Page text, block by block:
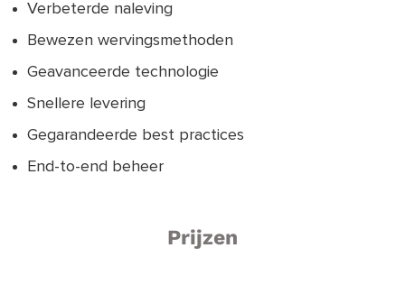
Verbeterde naleving
Bewezen wervingsmethoden
Geavanceerde technologie
Snellere levering
Gegarandeerde best practices
End-to-end beheer
Prijzen